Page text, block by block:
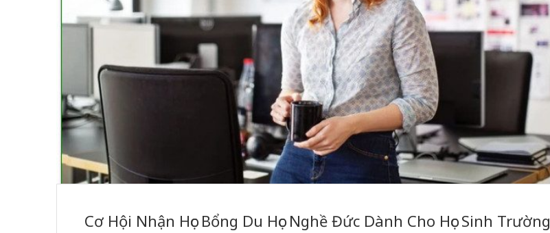
Cơ Hội Nhận Học Bổng Du Học Nghề Đức Dành Cho Học Sinh Trường